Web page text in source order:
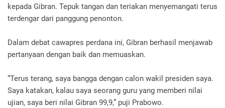
kepada Gibran. Tepuk tangan dan teriakan menyemangati terus
terdengar dari panggung penonton.
Dalam debat cawapres perdana ini, Gibran berhasil menjawab
pertanyaan dengan baik dan memuaskan.
“Terus terang, saya bangga dengan calon wakil presiden saya.
Saya katakan, kalau saya seorang guru yang memberi nilai
ujian, saya beri nilai Gibran 99,9,” puji Prabowo.